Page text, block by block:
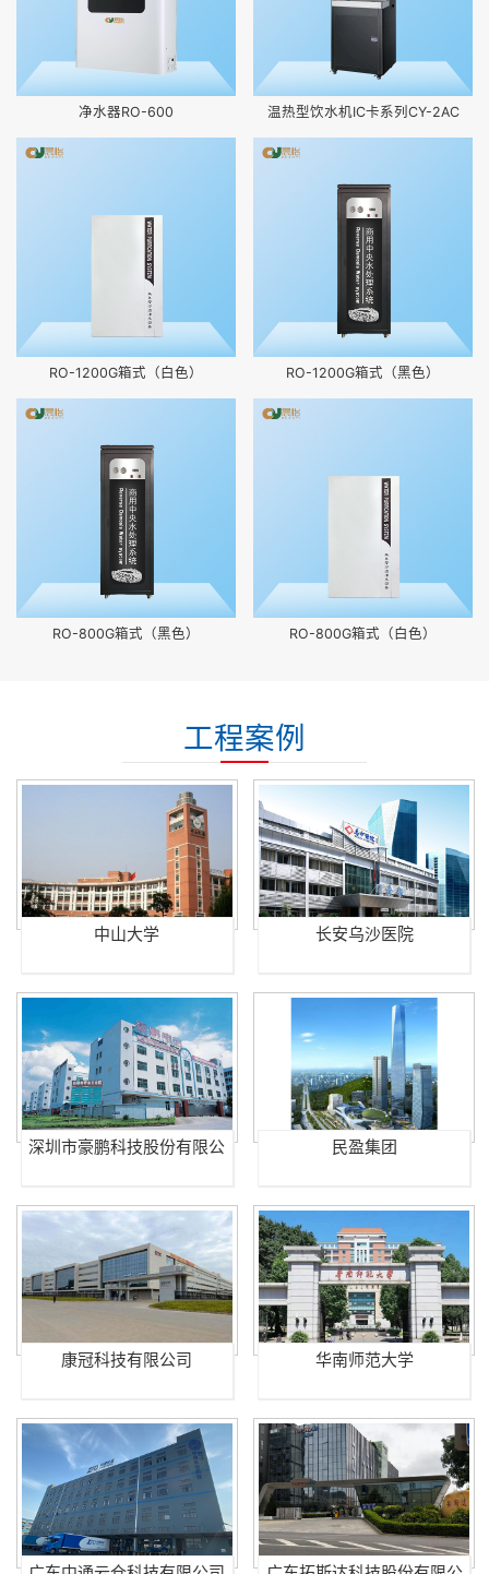
净水器RO-600 温热型饮水机IC卡系列CY-2AC
RO-1200G箱式（白色） RO-1200G箱式（黑色）
RO-800G箱式（黑色） RO-800G箱式（白色）
工程案例
中山大学 长安乌沙医院
深圳市豪鹏科技股份有限公
民盈集团
康冠科技有限公司 华南师范大学